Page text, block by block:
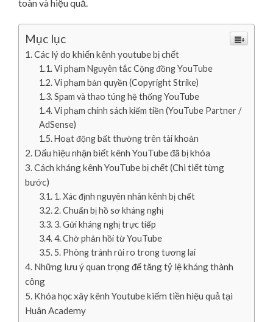
toàn và hiệu quả.
Mục lục
Các lý do khiến kênh youtube bị chết
Vi phạm Nguyên tắc Cộng đồng YouTube
Vi phạm bản quyền (Copyright Strike)
Spam và thao túng hệ thống YouTube
Vi phạm chính sách kiếm tiền (YouTube Partner /
AdSense)
Hoạt động bất thường trên tài khoản
Dấu hiệu nhận biết kênh YouTube đã bị khóa
Cách kháng kênh YouTube bị chết (Chi tiết từng
bước)
1. Xác định nguyên nhân kênh bị chết
2. Chuẩn bị hồ sơ kháng nghị
3. Gửi kháng nghị trực tiếp
4. Chờ phản hồi từ YouTube
5. Phòng tránh rủi ro trong tương lai
Những lưu ý quan trọng để tăng tỷ lệ kháng thành
công
Khóa học xây kênh Youtube kiếm tiền hiệu quả tại
Huân Academy